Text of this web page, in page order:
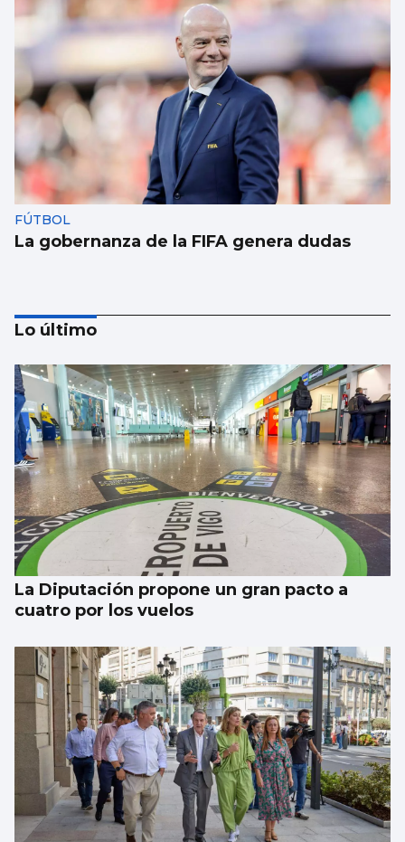
FÚTBOL
La gobernanza de la FIFA genera dudas
Taparse la boca, amarilla
Lo último
La Diputación propone un gran pacto a
cuatro por los vuelos